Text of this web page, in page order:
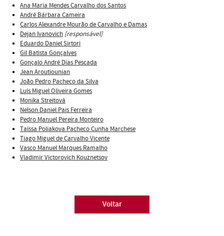
Ana Maria Mendes Carvalho dos Santos
André Bárbara Cameira
Carlos Alexandre Mourão de Carvalho e Damas
Dejan Ivanovich [responsável]
Eduardo Daniel Sirtori
Gil Batista Gonçalves
Gonçalo André Dias Pescada
Jean Aroutiounian
João Pedro Pacheco da Silva
Luís Miguel Oliveira Gomes
Monika Streitová
Nelson Daniel Pais Ferreira
Pedro Manuel Pereira Monteiro
Taíssa Poliakova Pacheco Cunha Marchese
Tiago Miguel de Carvalho Vicente
Vasco Manuel Marques Ramalho
Vladimir Victorovich Kouznetsov
Voltar